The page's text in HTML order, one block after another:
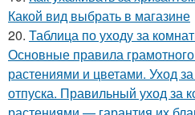
Какой вид выбрать в магазине
20. Таблица по уходу за
Основные правила
растениями и цветами. Уход
отпуска. Правильный уход за